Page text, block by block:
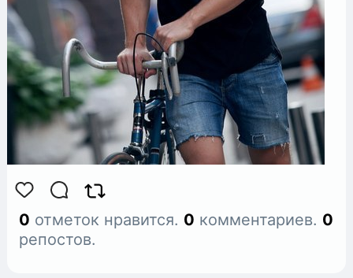
0 отметок нравится. 0 комментариев. 0
репостов.